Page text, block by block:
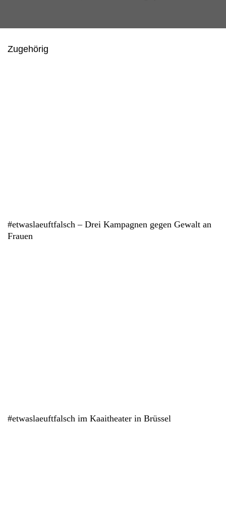
Zugehörig
#etwaslaeuftfalsch – Drei Kampagnen gegen Gewalt an
Frauen
#etwaslaeuftfalsch im Kaaitheater in Brüssel